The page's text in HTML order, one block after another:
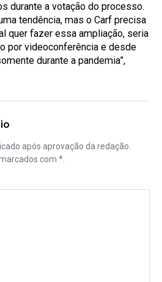
durante a votação do processo.
tendência, mas o Carf precisa
quer fazer essa ampliação, seria
por videoconferência e desde
durante a pandemia”,
após aprovação da redação.
com *.